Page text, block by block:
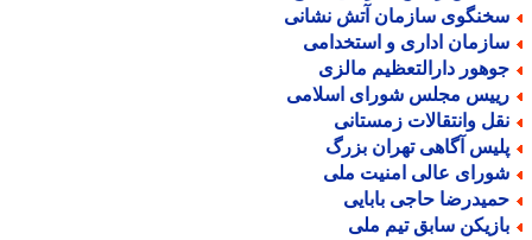
سازمان آتش نشانی
اداری و استخدامی
دارالتعظیم مالزی
مجلس شورای اسلامی
وانتقالات زمستانی
آگاهی تهران بزرگ
عالی امنیت ملی
حاجی بابایی
سابق تیم ملی